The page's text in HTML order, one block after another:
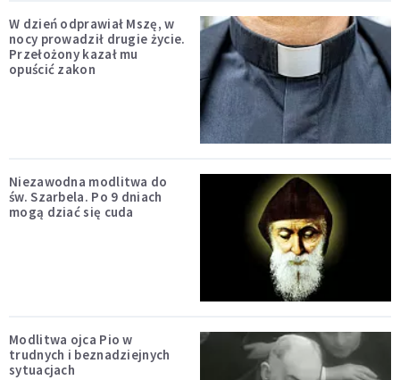
W dzień odprawiał Mszę, w
nocy prowadził drugie życie.
Przełożony kazał mu
opuścić zakon
Niezawodna modlitwa do
św. Szarbela. Po 9 dniach
mogą dziać się cuda
Modlitwa ojca Pio w
trudnych i beznadziejnych
sytuacjach